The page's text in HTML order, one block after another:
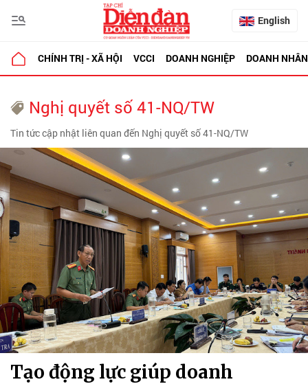
English
CHÍNH TRỊ - XÃ HỘI VCCI DOANH NGHIỆP DOANH NHÂN
Nghị quyết số 41-NQ/TW
Tin tức cập nhật liên quan đến Nghị quyết số 41-NQ/TW
Tạo động lực giúp doanh